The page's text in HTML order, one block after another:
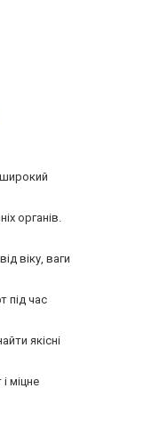
органів.
віку, ваги
під час
якісні
міцне